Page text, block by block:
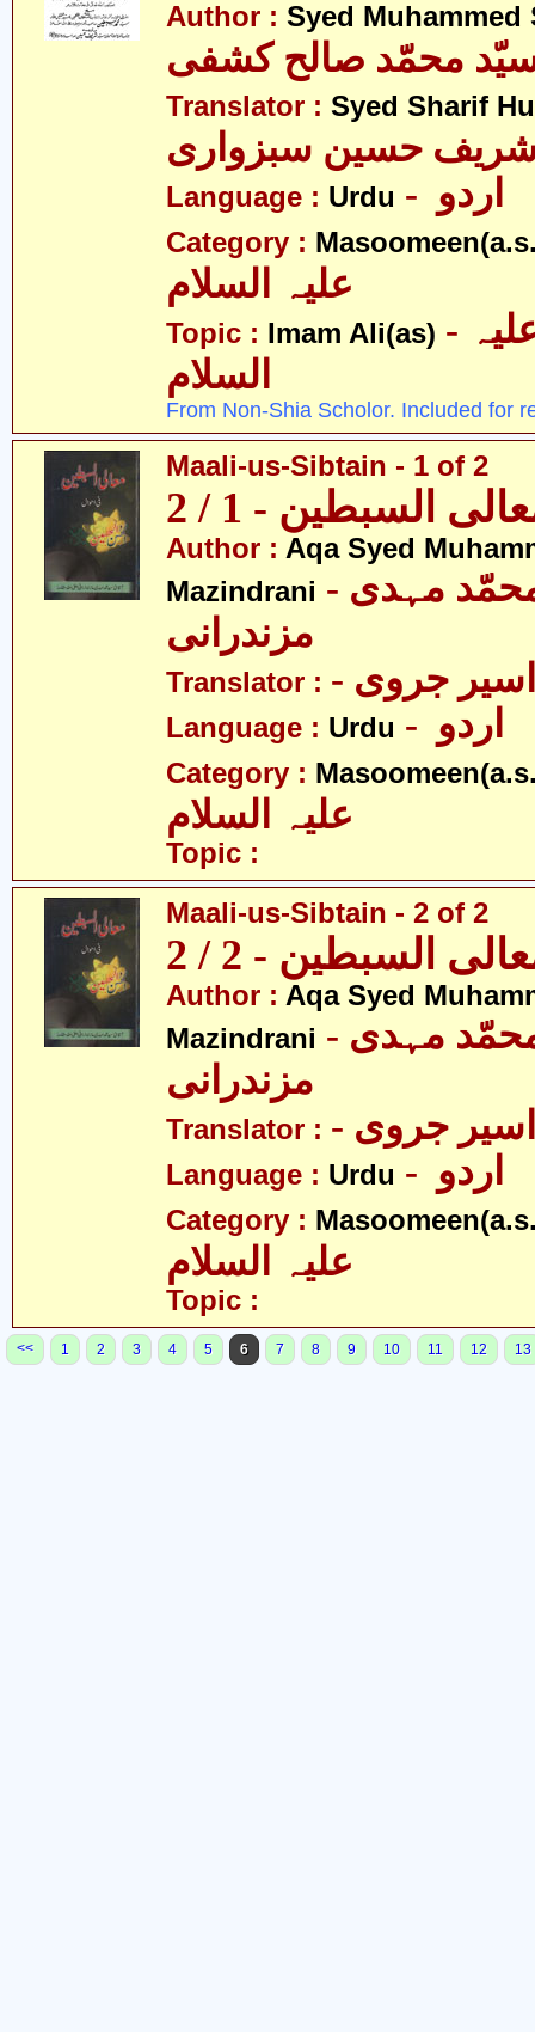
Author : Syed Muhammed
محمّد صالح کشفی
Translator : Syed Sharif
حسین سبزواری
Language : Urdu
Category :
Topic : Imam Ali(as) - امام علی علیہ
السلام
From Non-Shia Scholor. Included for
Maali-us-Sibtain - 1 of 2
السبطین - 1 / 2
Author : Aqa Syed
Mazindrani - آقا سیّد محمّد مہدی
مزندرانی
Translator : اسیر جروی
Language : Urdu
Category :
Topic :
Maali-us-Sibtain - 2 of 2
السبطین - 2 / 2
Author : Aqa Syed
Mazindrani - آقا سیّد محمّد مہدی
مزندرانی
Translator : اسیر جروی
Language : Urdu
Category :
Topic :
<< 1 2 3 4 5 6 7 8 9 10 11 12 13